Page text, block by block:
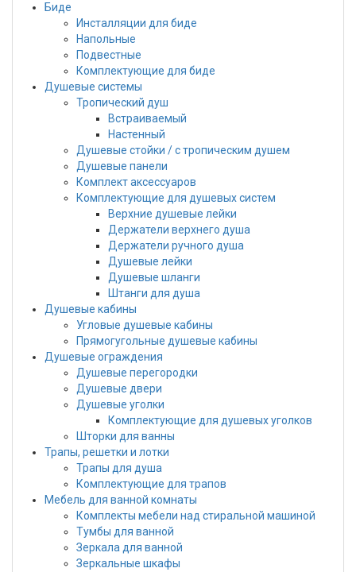
Биде
Инсталляции для биде
Напольные
Подвестные
Комплектующие для биде
Душевые системы
Тропический душ
Встраиваемый
Настенный
Душевые стойки / с тропическим душем
Душевые панели
Комплект аксессуаров
Комплектующие для душевых систем
Верхние душевые лейки
Держатели верхнего душа
Держатели ручного душа
Душевые лейки
Душевые шланги
Штанги для душа
Душевые кабины
Угловые душевые кабины
Прямогугольные душевые кабины
Душевые ограждения
Душевые перегородки
Душевые двери
Душевые уголки
Комплектующие для душевых уголков
Шторки для ванны
Трапы, решетки и лотки
Трапы для душа
Комплектующие для трапов
Мебель для ванной комнаты
Комплекты мебели над стиральной машиной
Тумбы для ванной
Зеркала для ванной
Зеркальные шкафы